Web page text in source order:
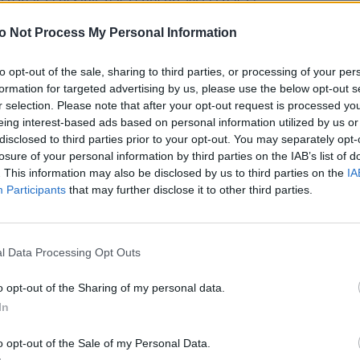
Not Process My Personal Information
opt-out of the sale, sharing to third parties, or processing of your
for targeted advertising by us, please use the below opt-out
selection. Please note that after your opt-out request is processed
interest-based ads based on personal information utilized by us
to third parties prior to your opt-out. You may separately
of your personal information by third parties on the IAB’s list of
This information may also be disclosed by us to third parties on the
Participants that may further disclose it to other third parties.
Data Processing Opt Outs
opt-out of the Sharing of my personal data.
opt-out of the Sale of my Personal Data.
dziewięciorga dzieci, zaangażowany w pomoc
są też ich duszpasterze. Ks. Eric de
napływu migrantów, woli opcję
żyją na ulicy, trzeba się po prostu zająć”.
nas sam Chrystus. Przyznaje jednak, że nie
zachęcać do nawrócenia, tam gdzie jest to